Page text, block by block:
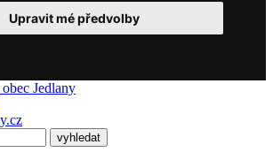
Upravit mé předvolby
obec Jedlany